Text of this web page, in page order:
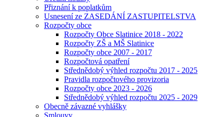
Přiznání k poplatkům
Usnesení ze ZASEDÁNÍ ZASTUPITELSTVA
Rozpočty obce
Rozpočty Obce Slatinice 2018 - 2022
Rozpočty ZŠ a MŠ Slatinice
Rozpočty obce 2007 - 2017
Rozpočtová opatření
Střednědobý výhled rozpočtu 2017 - 2025
Pravidla rozpočtového provizoria
Rozpočty obce 2023 - 2026
Střednědobý výhled rozpočtu 2025 - 2029
Obecně závazné vyhlášky
Smlouvy